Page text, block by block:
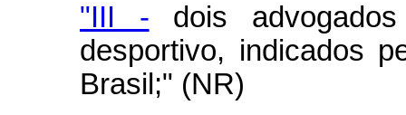
"III - dois
desportivo, indicados
Brasil;" (NR)